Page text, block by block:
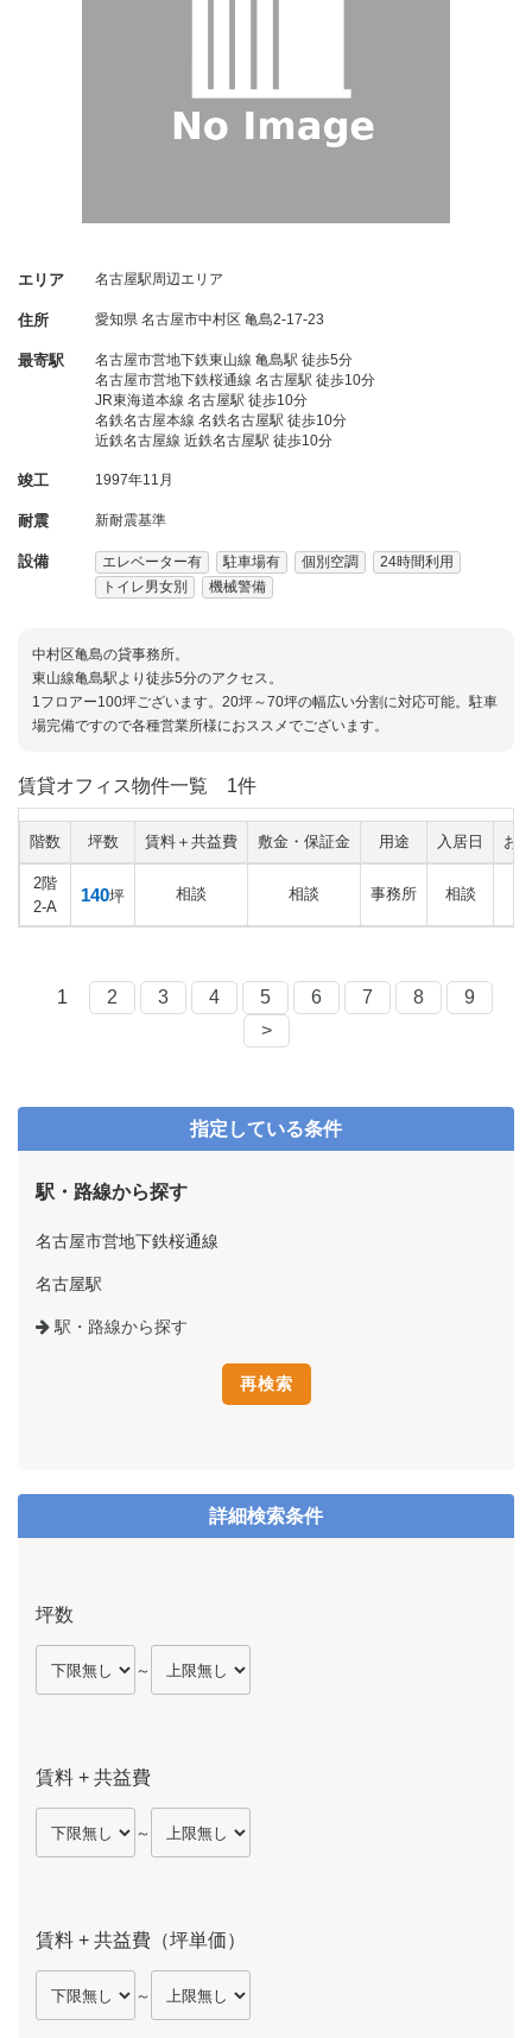
エリア 名古屋駅周辺エリア
住所 愛知県 名古屋市中村区 亀島2-17-23
最寄駅
名古屋市営地下鉄東山線 亀島駅 徒歩5分
名古屋市営地下鉄桜通線 名古屋駅 徒歩10分
JR東海道本線 名古屋駅 徒歩10分
名鉄名古屋本線 名鉄名古屋駅 徒歩10分
近鉄名古屋線 近鉄名古屋駅 徒歩10分
竣工 1997年11月
耐震 新耐震基準
設備 エレベーター有 駐車場有 個別空調
24時間利用
トイレ男女別
機械警備
中村区亀島の貸事務所。
東山線亀島駅より徒歩5分のアクセス。
1フロアー100坪ございます。20坪～70坪の幅広い分割に対応可能。駐車
場完備ですので各種営業所様におススメでございます。
賃貸オフィス物件一覧 1件
階数 坪数 賃料＋共益費 敷金・保証金 用途 入居日 お
2階
2-A
140坪 相談 相談 事務所 相談
1 2 3 4 5 6 7 8
9
>
指定している条件
駅・路線から探す
名古屋市営地下鉄桜通線
名古屋駅
駅・路線から探す
詳細検索条件
坪数
～
賃料 + 共益費
～
賃料 + 共益費（坪単価）
～